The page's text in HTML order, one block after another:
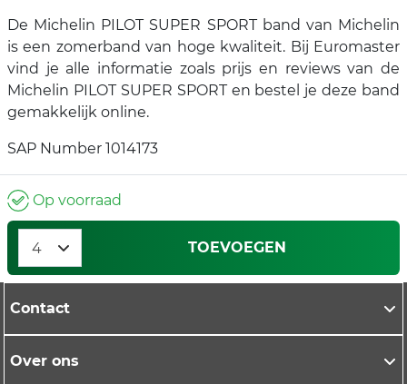
De Michelin PILOT SUPER SPORT band van Michelin
is een zomerband van hoge kwaliteit. Bij Euromaster
vind je alle informatie zoals prijs en reviews van de
Michelin PILOT SUPER SPORT en bestel je deze band
gemakkelijk online.
SAP Number 1014173
Op voorraad
TOEVOEGEN
Contact
Over ons